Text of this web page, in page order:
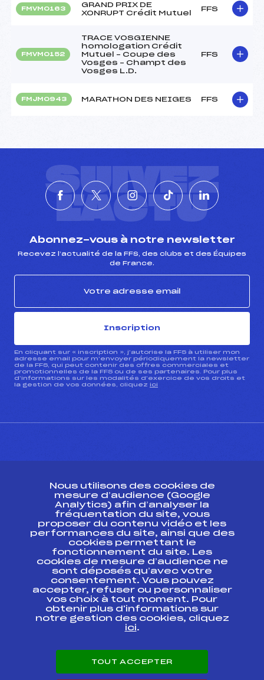
FMVM0163
GRAND PRIX DE
XONRUPT Crédit Mutuel
FFS
FMVM0152
TRACE VOSGIENNE
homologation Crédit
Mutuel – Coupe des
Vosges – Champt des
Vosges L.D.
FFS
FMJM0943 MARATHON DES NEIGES FFS
SUIVEZ
L'ACTU
Abonnez-vous à notre newsletter
Recevez l’actualité de la FFS, des clubs et des Équipes
de France.
Inscription
En cliquant sur « inscription », j’autorise la FFS à utiliser mon
adresse email pour m’envoyer périodiquement la newsletter
de la FFS, qui peut contenir des offres commerciales et
promotionnelles de la FFS ou de ses partenaires. Pour plus
d’informations sur les modalités d’exercice de vos droits et
la gestion de vos données, cliquez ici
ESPACE PRESSE
Ressources
Pass’Neige
Projet sportif fédéral
Projet de performance fédéral
Antidopage
Pôle Développement, Formation, Suivi
Scientifique
Listes ministérielles
Pôle vie de l’athlète
Carrières
Nous utilisons des cookies de
mesure d’audience (Google
Analytics) afin d’analyser la
fréquentation du site, vous
proposer du contenu vidéo et les
performances du site, ainsi que des
cookies permettant le
fonctionnement du site. Les
cookies de mesure d’audience ne
sont déposés qu’avec votre
consentement. Vous pouvez
accepter, refuser ou personnaliser
vos choix à tout moment. Pour
obtenir plus d'informations sur
notre gestion des cookies, cliquez
ici.
TOUT ACCEPTER